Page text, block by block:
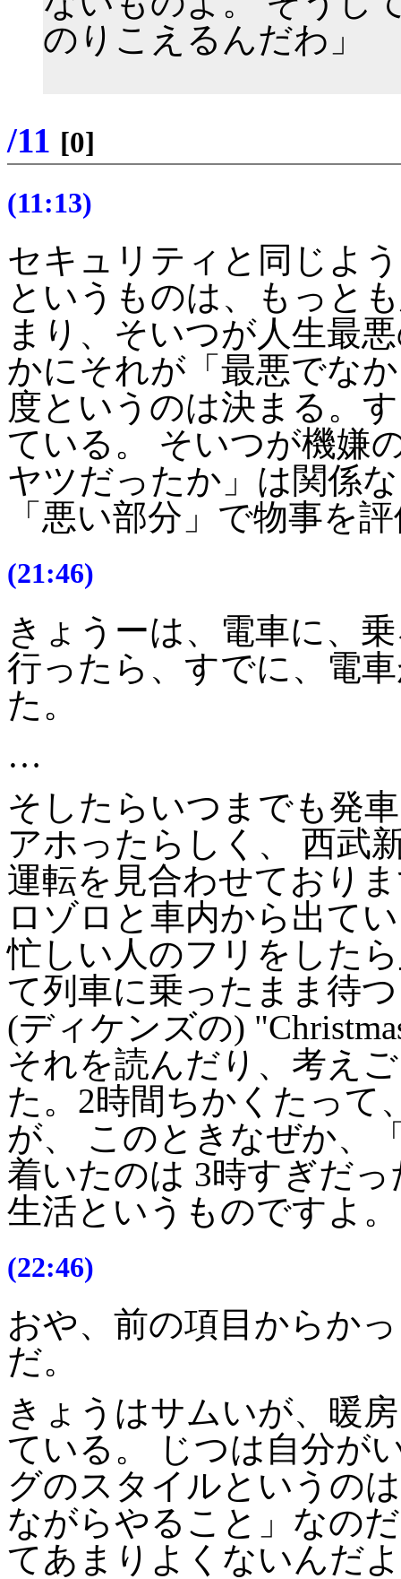
のりこえるんだわ」
/11 [0]
(11:13)
セキュリティと同じよ
というものは、もっと
まり、そいつが人生最
かにそれが「最悪でな
度というのは決まる。
ている。 そいつが機嫌
ヤツだったか」は関係
「悪い部分」で物事を
(21:46)
きょうーは、電車に、
行ったら、すでに、電
た。
…
そしたらいつまでも発
アホったらしく、 西武
運転を見合わせており
ロゾロと車内から出て
忙しい人のフリをしたら
て列車に乗ったまま待
(ディケンズの)
それを読んだり、考え
た。2時間ちかくたって
が、 このときなぜか、
着いたのは 3時すぎだ
生活というものですよ。
(22:46)
おや、前の項目からか
だ。
きょうはサムいが、暖
ている。 じつは自分が
グのスタイルというの
ながらやること」なの
てあまりよくないんだ